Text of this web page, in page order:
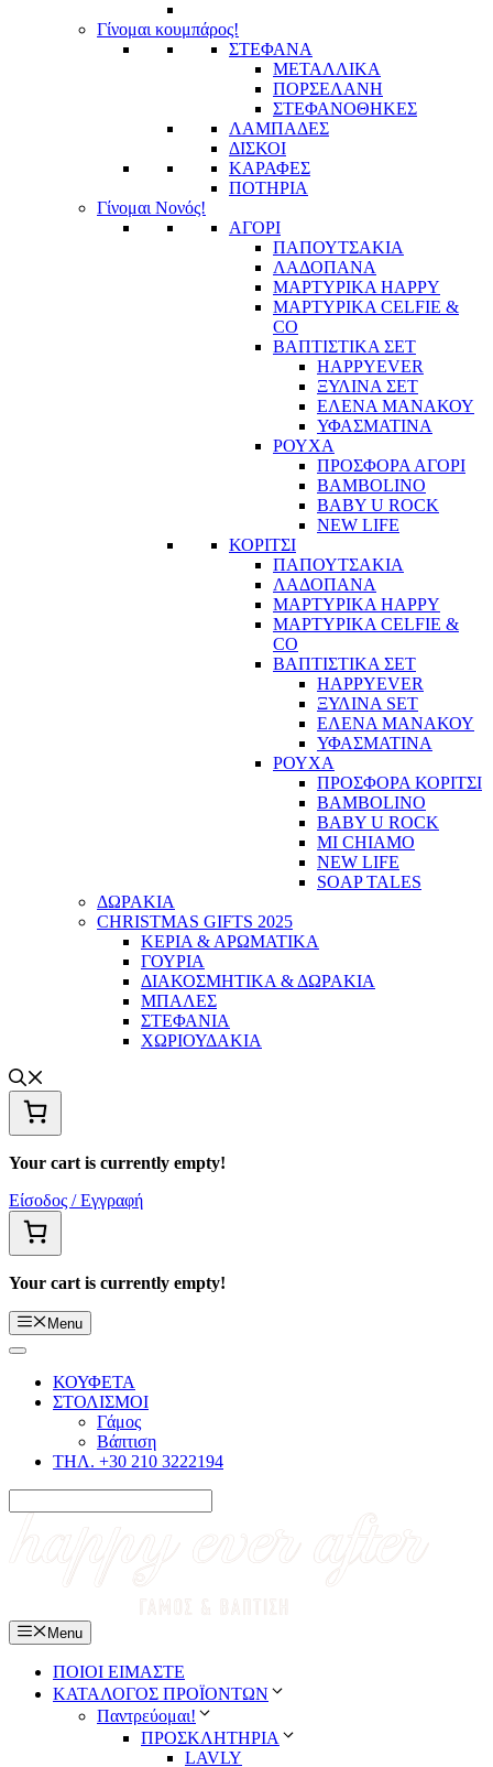
Γίνομαι κουμπάρος!
ΣΤΕΦΑΝΑ
ΜΕΤΑΛΛΙΚΑ
ΠΟΡΣΕΛΑΝΗ
ΣΤΕΦΑΝΟΘΗΚΕΣ
ΛΑΜΠΑΔΕΣ
ΔΙΣΚΟΙ
ΚΑΡΑΦΕΣ
ΠΟΤΗΡΙΑ
Γίνομαι Νονός!
ΑΓΟΡΙ
ΠΑΠΟΥΤΣΑΚΙΑ
ΛΑΔΟΠΑΝΑ
ΜΑΡΤΥΡΙΚΑ HAPPY
ΜΑΡΤΥΡΙΚΑ CELFIE &
CO
ΒΑΠΤΙΣΤΙΚΑ ΣΕΤ
HAPPYEVER
ΞΥΛΙΝΑ ΣΕΤ
ΕΛΕΝΑ ΜΑΝΑΚΟΥ
ΥΦΑΣΜΑΤΙΝΑ
ΡΟΥΧΑ
ΠΡΟΣΦΟΡΑ ΑΓΟΡΙ
BAMBOLINO
BABY U ROCK
NEW LIFE
ΚΟΡΙΤΣΙ
ΠΑΠΟΥΤΣΑΚΙΑ
ΛΑΔΟΠΑΝΑ
ΜΑΡΤΥΡΙΚΑ HAPPY
ΜΑΡΤΥΡΙΚΑ CELFIE &
CO
ΒΑΠΤΙΣΤΙΚΑ ΣΕΤ
HAPPYEVER
ΞΥΛΙΝΑ SET
ΕΛΕΝΑ ΜΑΝΑΚΟΥ
ΥΦΑΣΜΑΤΙΝΑ
ΡΟΥΧΑ
ΠΡΟΣΦΟΡΑ ΚΟΡΙΤΣΙ
BAMBOLINO
BABY U ROCK
MI CHIAMO
NEW LIFE
SOAP TALES
ΔΩΡΑΚΙΑ
CHRISTMAS GIFTS 2025
ΚΕΡΙΑ & ΑΡΩΜΑΤΙΚΑ
ΓΟΥΡΙΑ
ΔΙΑΚΟΣΜΗΤΙΚΑ & ΔΩΡΑΚΙΑ
ΜΠΑΛΕΣ
ΣΤΕΦΑΝΙΑ
ΧΩΡΙΟΥΔΑΚΙΑ
Your cart is currently empty!
Είσοδος / Εγγραφή
Your cart is currently empty!
Menu
ΚΟΥΦΕΤΑ
ΣΤΟΛΙΣΜΟΙ
Γάμος
Βάπτιση
ΤΗΛ. +30 210 3222194
Menu
ΠΟΙΟΙ ΕΙΜΑΣΤΕ
ΚΑΤΑΛΟΓΟΣ ΠΡΟΪΟΝΤΩΝ
Παντρεύομαι!
ΠΡΟΣΚΛΗΤΗΡΙΑ
LAVLY